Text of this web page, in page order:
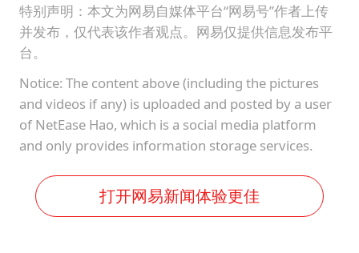
特别声明：本文为网易自媒体平台“网易号”作者上传
并发布，仅代表该作者观点。网易仅提供信息发布平
台。
Notice: The content above (including the pictures
and videos if any) is uploaded and posted by a user
of NetEase Hao, which is a social media platform
and only provides information storage services.
打开网易新闻体验更佳